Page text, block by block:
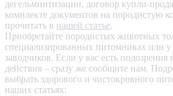
дегельминтизации, договор купли-
комплекте документов на породистую
прочитать в нашей статье.
Приобретайте породистых животных
специализированных питомниках или
заводчиков. Если у вас есть
действия – сразу же сообщите нам.
выбрать здорового и чистокровного
наших статьях: